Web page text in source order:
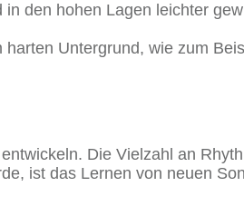
den hohen Lagen leichter
Untergrund, wie zum
Die Vielzahl an
ist das Lernen von neuen